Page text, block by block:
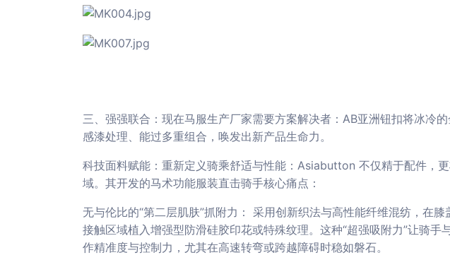
三、强强联合：现在马服生产厂家需要方案解决者：AB亚洲钮扣将冰冷
感漆处理、能过多重组合，唤发出新产品生命力。
科技面料赋能：重新定义骑乘舒适与性能： Asiabutton 不仅精于配件，
域。其开发的马术功能服装直击骑手核心痛点：
无与伦比的“第二层肌肤”抓附力： 采用创新织法与高性能纤维混纺，在
接触区域植入增强型防滑硅胶印花或特殊纹理。这种“超强吸附力”让骑手
作精准度与控制力，尤其在高速转弯或跨越障碍时稳如磐石。